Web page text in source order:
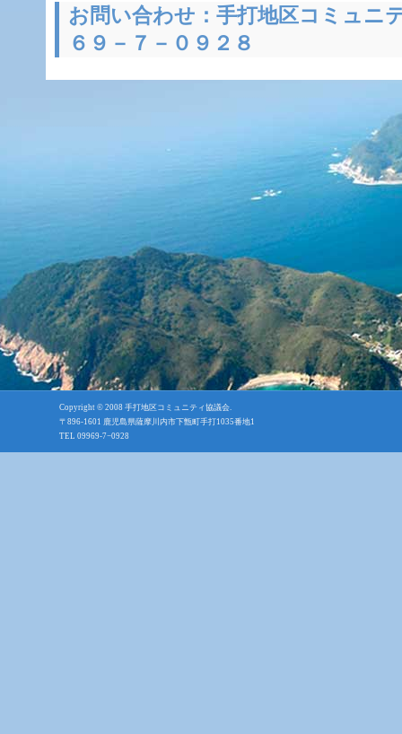
お問い合わせ：手打地区コミュ
６９－７－０９２８
Copyright © 2008 手打地区コミュニティ協議会.
〒896-1601 鹿児島県薩摩川内市下甑町手打1035番地1
TEL 09969-7−0928